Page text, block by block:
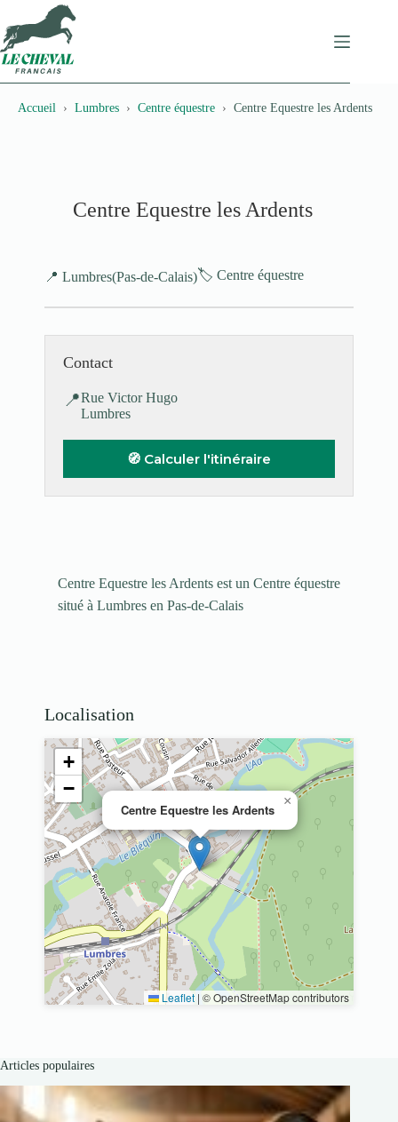
au
contenu
Accueil Lumbres Centre équestre Centre Equestre les Ardents
Centre Equestre les Ardents
📍 Lumbres(Pas-de-Calais)🏷️ Centre équestre
Centre Equestre les Ardents est un Centre équestre
situé à Lumbres en Pas-de-Calais
Contact
📍Rue Victor Hugo
Lumbres
🧭 Calculer l'itinéraire
Localisation
Centre Equestre les Ardents
×
+
−
Leaflet | © OpenStreetMap contributors
Articles populaires